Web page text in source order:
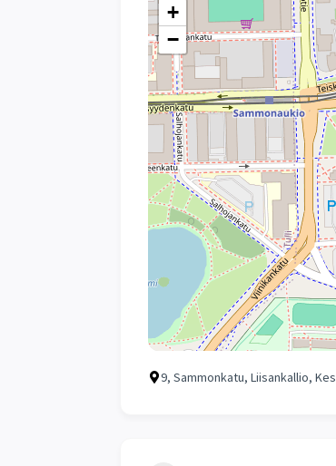
+
−
9, Sammonkatu, Liisankallio,